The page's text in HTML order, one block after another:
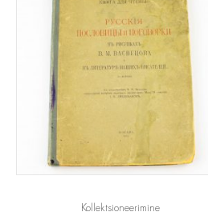
Kollektsioneerimine